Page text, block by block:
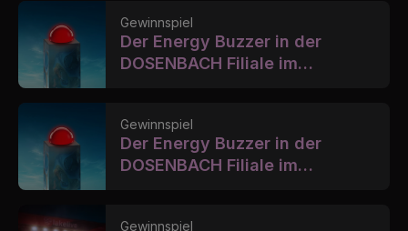
Gewinnspiel
Der Energy Buzzer in der
DOSENBACH Filiale im
Gewinnspiel
Der Energy Buzzer in der
DOSENBACH Filiale im
Gewinnspiel